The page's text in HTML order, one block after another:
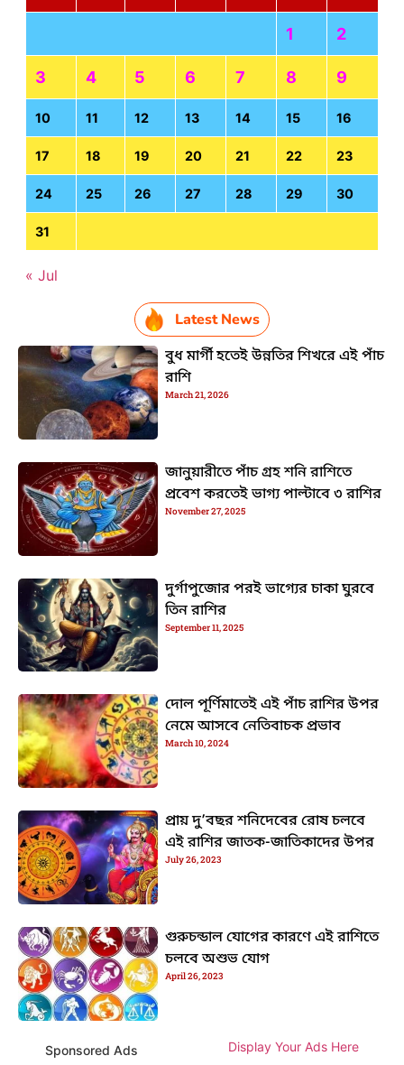
1 2
3 4 5 6 7 8 9
10 11 12 13 14 15 16
17 18 19 20 21 22 23
24 25 26 27 28 29 30
31
« Jul
Latest News
বুধ মার্গী হতেই উন্নতির শিখরে এই পাঁচ
রাশি
March 21, 2026
জানুয়ারীতে পাঁচ গ্রহ শনি রাশিতে
প্রবেশ করতেই ভাগ্য পাল্টাবে ৩ রাশির
November 27, 2025
দুর্গাপুজোর পরই ভাগ্যের চাকা ঘুরবে
তিন রাশির
September 11, 2025
দোল পূর্ণিমাতেই এই পাঁচ রাশির উপর
নেমে আসবে নেতিবাচক প্রভাব
March 10, 2024
প্রায় দু’বছর শনিদেবের রোষ চলবে
এই রাশির জাতক-জাতিকাদের উপর
July 26, 2023
গুরুচন্ডাল যোগের কারণে এই রাশিতে
চলবে অশুভ যোগ
April 26, 2023
Sponsored Ads Display Your Ads Here